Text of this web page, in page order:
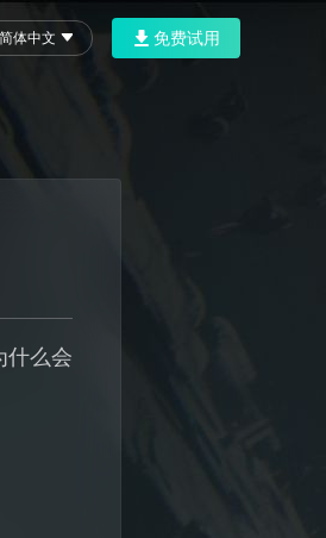
简体中文 免费试用
什么会